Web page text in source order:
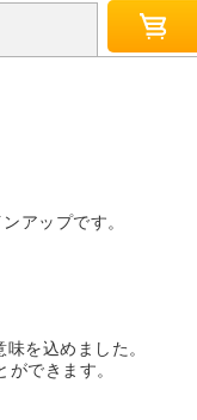
アップです。
を込めました。
できます。